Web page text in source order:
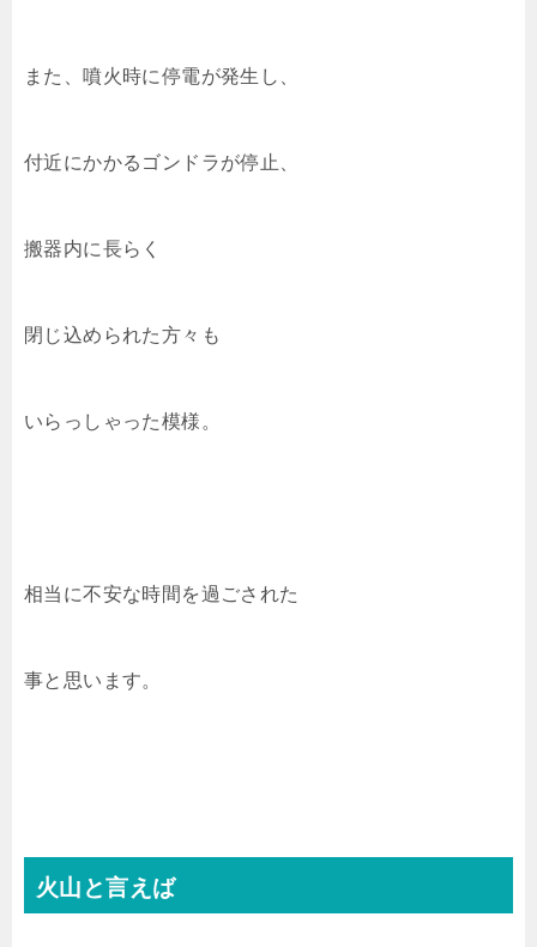
また、噴火時に停電が発生し、
付近にかかるゴンドラが停止、
搬器内に長らく
閉じ込められた方々も
いらっしゃった模様。
相当に不安な時間を過ごされた
事と思います。
火山と言えば